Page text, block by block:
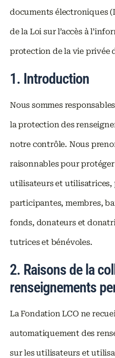
documents électroniques
de la Loi sur l’accès à
protection de la vie privée
1. Introduction
Nous sommes
la protection des
notre contrôle. Nous
raisonnables pour
utilisateurs et utilisatrices,
participantes, membres,
fonds, donateurs et
tutrices et bénévoles.
2. Raisons de la
renseignements
La Fondation LCO ne
automatiquement des
sur les utilisateurs et